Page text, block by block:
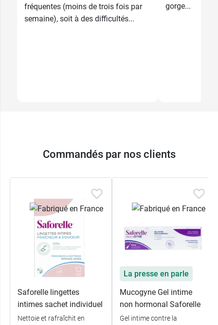
fréquentes (moins de trois fois par
semaine), soit à des difficultés...
gorge...
Commandés par nos clients
Saforelle lingettes
intimes sachet individuel
Nettoie et rafraîchit en
La presse en parle
Mucogyne Gel intime
non hormonal Saforelle
Gel intime contre la